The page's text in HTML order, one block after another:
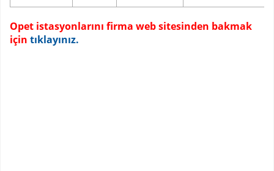
Opet istasyonlarını firma web sitesinden bakmak
için tıklayınız.